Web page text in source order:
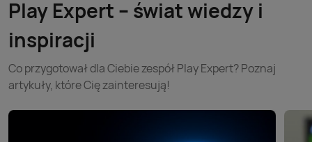
Play Expert – świat wiedzy i
inspiracji
Co przygotował dla Ciebie zespół Play Expert? Poznaj
artykuły, które Cię zainteresują!